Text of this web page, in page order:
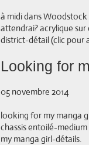
à midi dans Woodstock
attendrai? acrylique
district-détail (clic pour
Looking for
05 novembre 2014
looking for my manga
chassis entoilé-
my manga girl-détails.